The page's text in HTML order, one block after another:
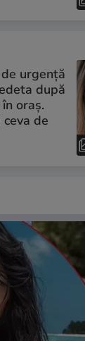
urgență
după
oraș.
de